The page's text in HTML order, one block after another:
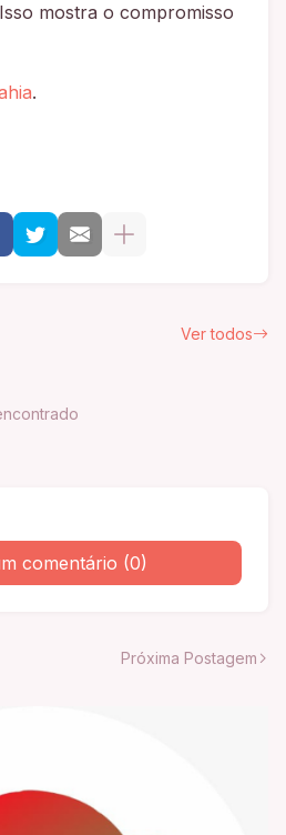
mostra o compromisso
.
Ver todos
comentário (0)
Próxima Postagem